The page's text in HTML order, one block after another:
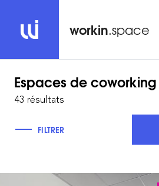
workin.space
Espaces de coworking
43 résultats
FILTRER